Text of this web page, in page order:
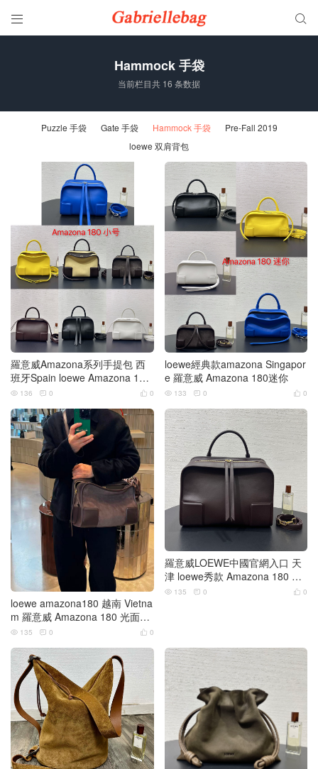
 
Hammock 手袋
当前栏目共 16 条数据
Puzzle 手袋 Gate 手袋 Hammock 手袋
Pre-Fall 2019
loewe 双肩背包
羅意威Amazona系列手提包 西
班牙Spain loewe Amazona 180
小號
 0
 136  0
loewe經典款amazona Singapor
e 羅意威 Amazona 180迷你
 0
 133  0
loewe amazona180 越南 Vietna
m 羅意威 Amazona 180 光面小
牛皮+麂皮內裏
 0
 135  0
羅意威LOEWE中國官網入口 天
津 loewe秀款 Amazona 180 光
面小牛皮+麂皮內裏
 0
 135  0